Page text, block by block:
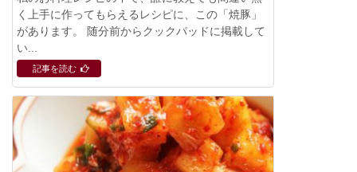
く上手に作ってもらえるレシピに、この「焼豚」
があります。 随分前からクックパッドに掲載して
い...
記事を読む